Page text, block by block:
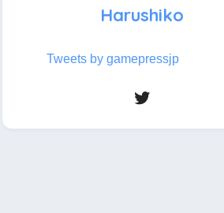
Harushiko
Tweets by gamepressjp